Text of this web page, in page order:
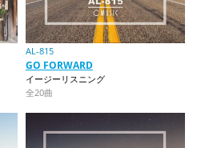
AL-815
GO FORWARD
イージーリスニング
全20曲